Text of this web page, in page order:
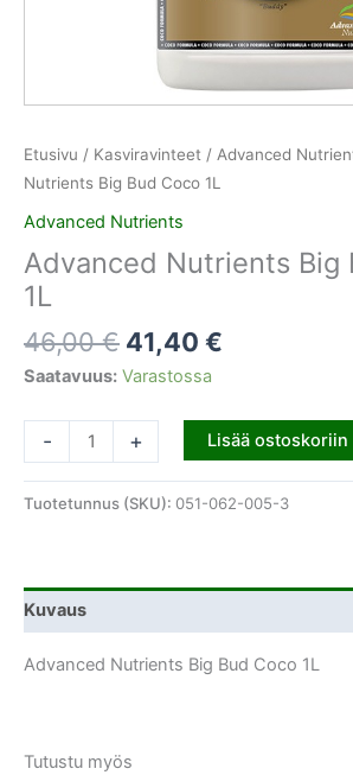
Etusivu / Kasviravinteet / Advanced
Nutrients Big Bud Coco 1L
Advanced Nutrients
Advanced Nutrients Big
1L
46,00€ 41,40 €
Saatavuus: Varastossa
- + Lisää ostoskoriin
Tuotetunnus (SKU): 051-062-005-3
Kuvaus
Advanced Nutrients Big Bud Coco 1L
Tutustu myös